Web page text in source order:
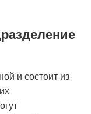
и состоит из